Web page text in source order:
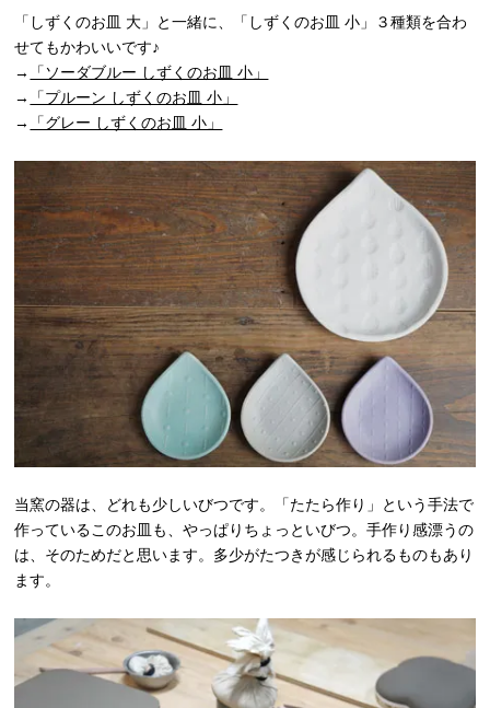
「しずくのお皿 大」と一緒に、「しずくのお皿 小」３種類を合わ
せてもかわいいです♪
→
「ソーダブルー しずくのお皿 小」
→
「プルーン しずくのお皿 小」
→
「グレー しずくのお皿 小」
当窯の器は、どれも少しいびつです。「たたら作り」という手法で
作っているこのお皿も、やっぱりちょっといびつ。手作り感漂うの
は、そのためだと思います。多少がたつきが感じられるものもあり
ます。